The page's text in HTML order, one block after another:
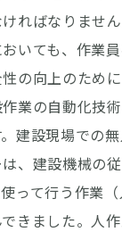
ればなりません
いても、作業
の向上のため
業の自動化技
建設現場での
、建設機械の
って行う作業
きました。人